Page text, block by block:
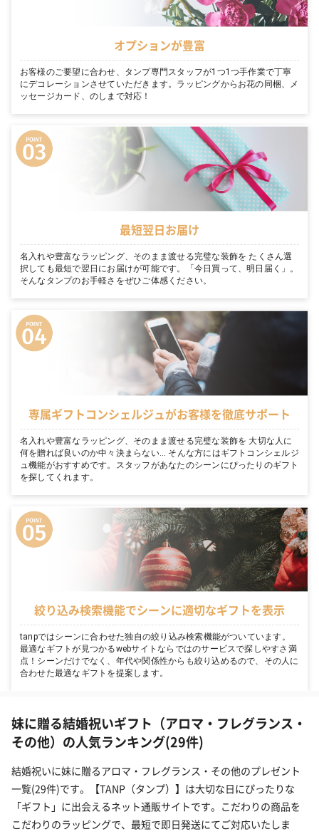
オプションが豊富
お客様のご要望に合わせ、タンプ専門スタッフが1つ1つ手作業で丁寧
にデコレーションさせていただきます。ラッピングからお花の同梱、メ
ッセージカード、のしまで対応！
最短翌日お届け
名入れや豊富なラッピング、そのまま渡せる完璧な装飾を たくさん選
択しても最短で翌日にお届けが可能です。「今日買って、明日届く」。
そんなタンプのお手軽さをぜひご体感ください。
専属ギフトコンシェルジュがお客様を徹底サポート
名入れや豊富なラッピング、そのまま渡せる完璧な装飾を 大切な人に
何を贈れば良いのか中々決まらない… そんな方にはギフトコンシェルジ
ュ機能がおすすめです。スタッフがあなたのシーンにぴったりのギフト
を探してくれます。
絞り込み検索機能でシーンに適切なギフトを表示
tanpではシーンに合わせた独自の絞り込み検索機能がついています。
最適なギフトが見つかるwebサイトならではのサービスで探しやすさ満
点！シーンだけでなく、年代や関係性からも絞り込めるので、その人に
合わせた最適なギフトを提案します。
妹に贈る結婚祝いギフト（アロマ・フレグランス・
その他）の人気ランキング(29件)
結婚祝いに妹に贈るアロマ・フレグランス・その他のプレゼント
一覧(29件)です。【TANP（タンプ）】は大切な日にぴったりな
「ギフト」に出会えるネット通販サイトです。こだわりの商品を
こだわりのラッピングで、最短で即日発送にてご対応いたしま